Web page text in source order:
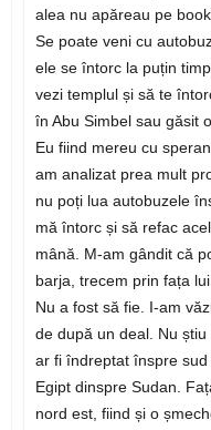
alea nu apăreau pe
Se poate veni cu
ele se întorc la puțin
vezi templul și să te
în Abu Simbel sau găsit
Eu fiind mereu cu
am analizat prea mult
nu poți lua autobuzele
mă întorc și să refac
mână. M-am gândit că
barja, trecem prin fața
Nu a fost să fie. I-am
de după un deal. Nu
ar fi îndreptat înspre
Egipt dinspre Sudan.
nord est, fiind și o